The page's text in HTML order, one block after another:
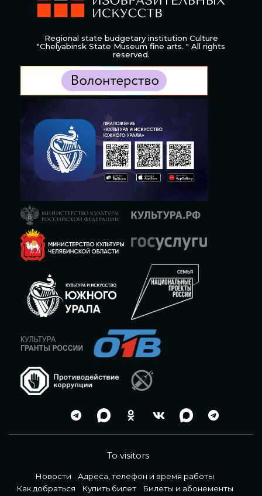
Regional state budgetary institution Culture
"Chelyabinsk State Museum fine arts. " All rights
reserved.
To visitors
Новости
Адреса, телефон и время работы
Как добраться
Купить билет
Билеты и абонементы